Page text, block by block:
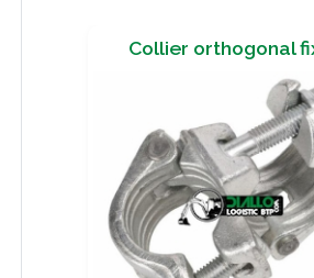
Collier orthogonal